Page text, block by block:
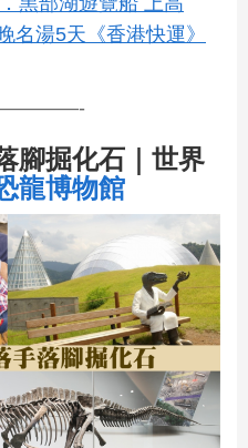
名湯5天《香港快運》
腳掘化石｜世界
龍博物館